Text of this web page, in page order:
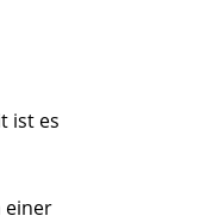
ist es
einer